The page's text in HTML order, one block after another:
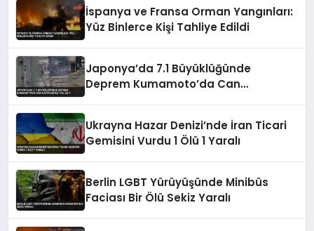
İspanya ve Fransa Orman Yangınları:
Yüz Binlerce Kişi Tahliye Edildi
Japonya’da 7.1 Büyüklüğünde
Deprem Kumamoto’da Can
Ukrayna Hazar Denizi’nde İran Ticari
Gemisini Vurdu 1 Ölü 1 Yaralı
Berlin LGBT Yürüyüşünde Minibüs
Faciası Bir Ölü Sekiz Yaralı